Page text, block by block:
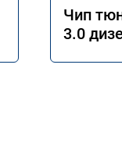
Чип
3.0